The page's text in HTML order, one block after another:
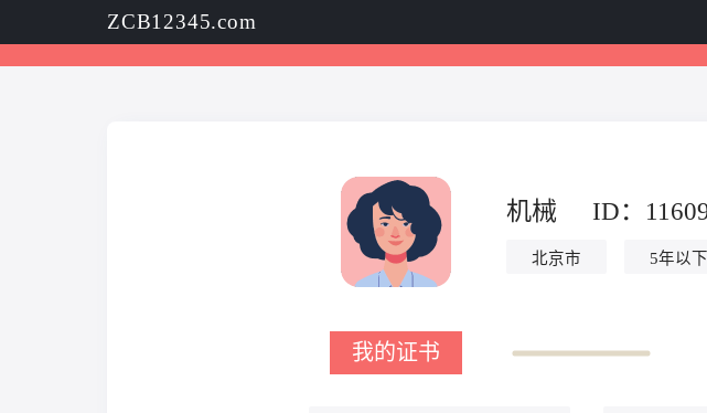
ZCB12345.com
机械 ID：
北京市 5年以下
我的证书